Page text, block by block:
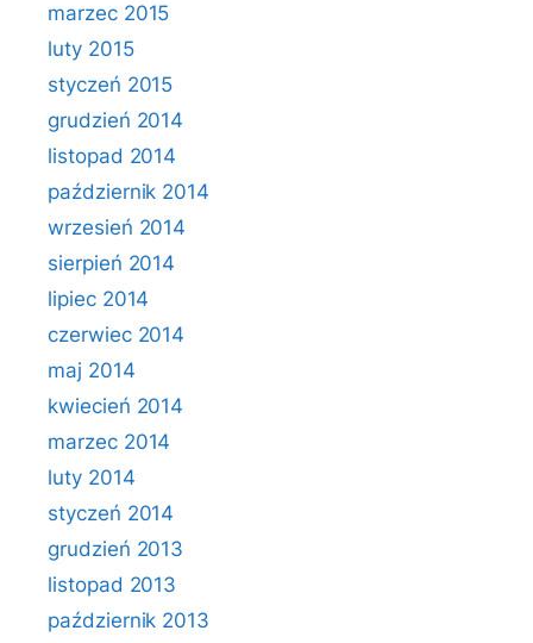
marzec 2015
luty 2015
styczeń 2015
grudzień 2014
listopad 2014
październik 2014
wrzesień 2014
sierpień 2014
lipiec 2014
czerwiec 2014
maj 2014
kwiecień 2014
marzec 2014
luty 2014
styczeń 2014
grudzień 2013
listopad 2013
październik 2013